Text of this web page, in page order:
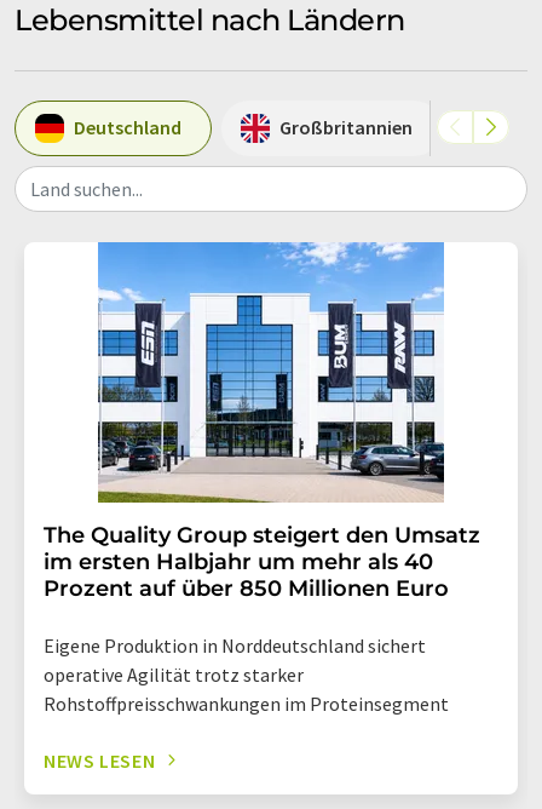
Lebensmittel nach Ländern
Deutschland Großbritannien
Land suchen...
The Quality Group steigert den Umsatz
im ersten Halbjahr um mehr als 40
Prozent auf über 850 Millionen Euro
Eigene Produktion in Norddeutschland sichert
operative Agilität trotz starker
Rohstoffpreisschwankungen im Proteinsegment
NEWS LESEN